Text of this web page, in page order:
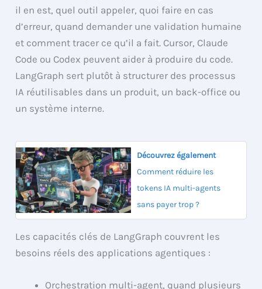
il en est, quel outil appeler, quoi faire en cas
d’erreur, quand demander une validation humaine
et comment tracer ce qu’il a fait. Cursor, Claude
Code ou Codex peuvent aider à produire du code.
LangGraph sert plutôt à structurer des processus
IA réutilisables dans un produit, un back-office ou
un système interne.
Découvrez également
Comment réduire les
tokens IA multi-agents
sans payer trop ?
Les capacités clés de LangGraph couvrent les
besoins réels des applications agentiques :
Orchestration multi-agent, quand plusieurs